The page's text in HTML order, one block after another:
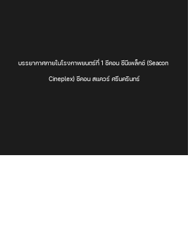
บรรยากาศภายในโรงภาพยนตร์ที่ 1 ซีคอน ซีนีเพล็กซ์ (Seacon
Cineplex) ซีคอน สแควร์ ศรีนครินทร์